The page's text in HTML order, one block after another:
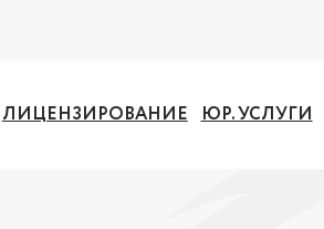
ЛИЦЕНЗИРОВАНИЕ ЮР. УСЛУГИ